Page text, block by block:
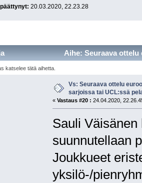
20.03.2020, 22.23.28
Aihe: Seuraava ottelu
kertaa)
katselee tätä aihetta.
Vs: Seuraava ottelu
sarjoissa tai UCL:ssä
« Vastaus #20 : 24.04.2020,
Sauli
suunnutellaan
Joukkueet
yksilö-/